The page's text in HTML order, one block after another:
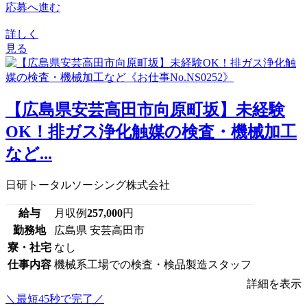
応募へ進む
詳しく
見る
【広島県安芸高田市向原町坂】未経験
OK！排ガス浄化触媒の検査・機械加工
など...
日研トータルソーシング株式会社
給与 月収例257,000円
勤務地
広島県 安芸高田市
寮・社宅 なし
仕事内容 機械系工場での検査・検品製造スタッフ
詳細を表示
＼最短45秒で完了／